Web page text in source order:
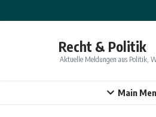
Recht & Politik
Aktuelle Meldungen aus Politik,
Main